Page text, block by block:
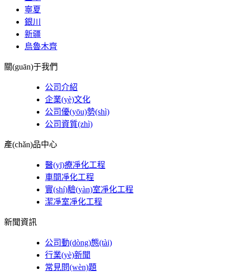
寧夏
銀川
新疆
烏魯木齊
關(guān)于我們
公司介紹
企業(yè)文化
公司優(yōu)勢(shì)
公司資質(zhì)
產(chǎn)品中心
醫(yī)療凈化工程
車間凈化工程
實(shí)驗(yàn)室凈化工程
潔凈室凈化工程
新聞資訊
公司動(dòng)態(tài)
行業(yè)新聞
常見問(wèn)題